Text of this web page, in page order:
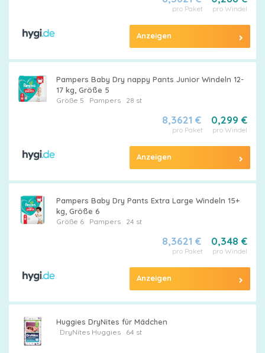
pro Windel
pro Paket
Anzeigen
Pampers Baby Dry nappy Pants Junior Windeln 12-
17 kg, Größe 5
Größe 5 Pampers28 st
0,299 €
pro Windel
8,3621 €
pro Paket
Anzeigen
Pampers Baby Dry Pants Extra Large Windeln 15+
kg, Größe 6
Größe 6 Pampers24 st
0,348 €
pro Windel
8,3621 €
pro Paket
Anzeigen
Huggies DryNites für Mädchen
DryNites Huggies64 st